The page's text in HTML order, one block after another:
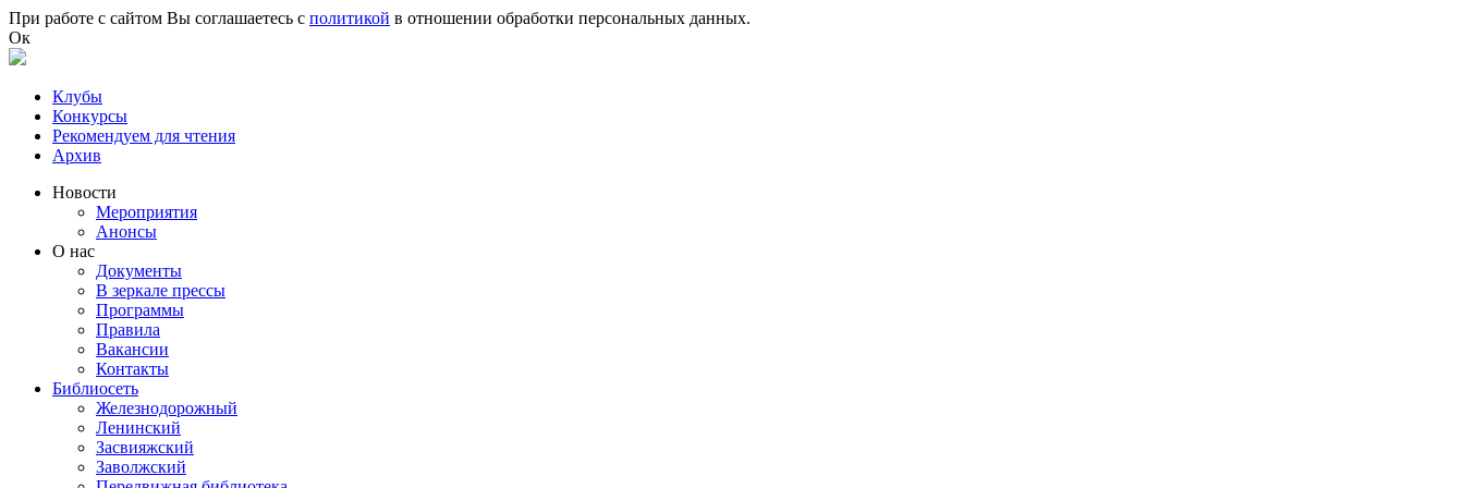
Перейти к основному содержанию
При работе с сайтом Вы соглашаетесь с политикой в отношении обработки персональных данных.
Ок
Клубы
Конкурсы
Рекомендуем для чтения
Архив
Новости
Мероприятия
Анонсы
О нас
Документы
В зеркале прессы
Программы
Правила
Вакансии
Контакты
Библиосеть
Железнодорожный
Ленинский
Засвияжский
Заволжский